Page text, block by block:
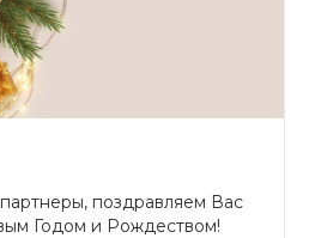
поздравляем Вас
Годом и Рождеством!